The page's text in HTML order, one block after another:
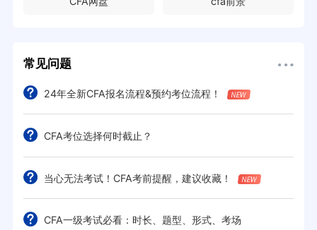
常见问题
24年全新CFA报名流程&预约考位流程！
CFA考位选择何时截止？
当心无法考试！CFA考前提醒，建议收藏！
CFA一级考试必看：时长、题型、形式、考场